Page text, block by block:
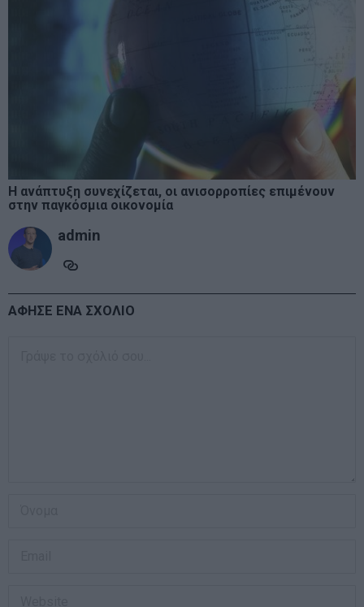
Η ανάπτυξη συνεχίζεται, οι ανισορροπίες επιμένουν
στην παγκόσμια οικονομία
admin
ΑΦΗΣΕ ΕΝΑ ΣΧΟΛΙΟ